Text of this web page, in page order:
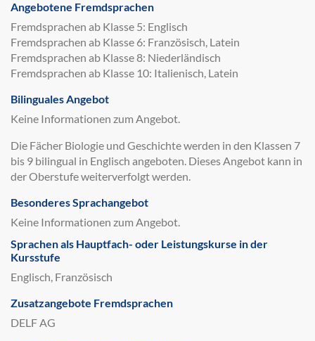
Angebotene Fremdsprachen
Fremdsprachen ab Klasse 5: Englisch
Fremdsprachen ab Klasse 6: Französisch, Latein
Fremdsprachen ab Klasse 8: Niederländisch
Fremdsprachen ab Klasse 10: Italienisch, Latein
Bilinguales Angebot
Keine Informationen zum Angebot.
Die Fächer Biologie und Geschichte werden in den Klassen 7
bis 9 bilingual in Englisch angeboten. Dieses Angebot kann in
der Oberstufe weiterverfolgt werden.
Besonderes Sprachangebot
Keine Informationen zum Angebot.
Sprachen als Hauptfach- oder Leistungskurse in der
Kursstufe
Englisch, Französisch
Zusatzangebote Fremdsprachen
DELF AG